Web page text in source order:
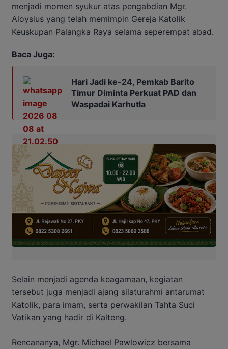
menjadi momen syukur atas pengabdian Mgr.
Aloysius yang telah memimpin Gereja Katolik
Keuskupan Palangka Raya selama seperempat abad.
Baca Juga:
Hari Jadi ke-24, Pemkab Barito
Timur Diminta Perkuat PAD dan
Waspadai Karhutla
Selain menjadi agenda keagamaan, kegiatan
tersebut juga menjadi ajang silaturahmi antarumat
Katolik, para imam, serta perwakilan Tahta Suci
Vatikan yang hadir di Kalteng.
Rencananya, Mgr. Michael Pawlowicz bersama